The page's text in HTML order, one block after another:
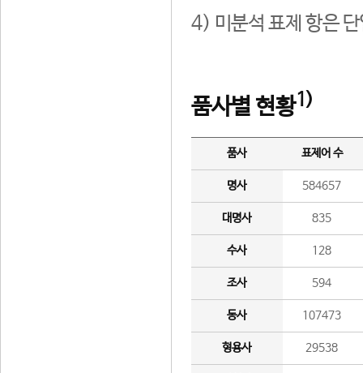
4) 미분석 표제 항은
품사별 현황1)
품사 표제어 수
명사 584657
대명사 835
수사 128
조사 594
동사 107473
형용사 29538